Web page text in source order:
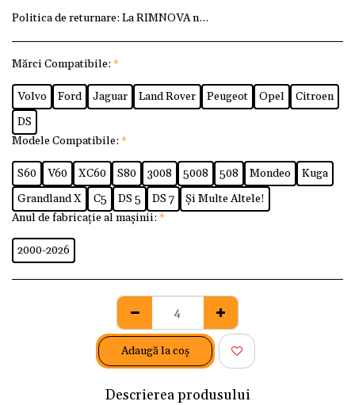
Politica de returnare: La RIMNOVA ne dorim ca fiecare
Mărci Compatibile: *
Volvo Ford Jaguar Land Rover Peugeot Opel
Citroen
DS
Modele Compatibile: *
S60 V60 XC60 S80 3008 5008 508 Mondeo
Kuga
Grandland X
C5 DS 5 DS 7
Și Multe Altele!
Anul de fabricație al mașinii: *
2000-2026
Adaugă la coş
Descrierea produsului